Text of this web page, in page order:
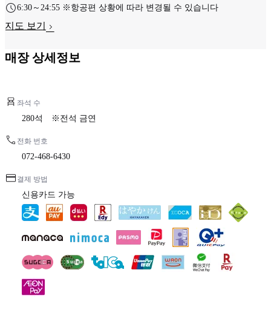
6:30～24:55 ※항공편 상황에 따라 변경될 수 있습니다
지도 보기
매장 상세정보
좌석 수
280석 ※전석 금연
전화 번호
072-468-6430
결제 방법
신용카드 가능